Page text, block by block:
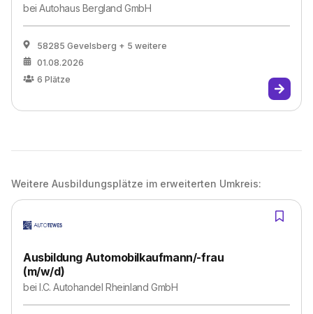
beiAutohaus Bergland GmbH
58285 Gevelsberg + 5 weitere
01.08.2026
6 Plätze
Weitere Ausbildungsplätze im erweiterten Umkreis:
Ausbildung Automobilkaufmann/-frau
(m/w/d)
beiI.C. Autohandel Rheinland GmbH